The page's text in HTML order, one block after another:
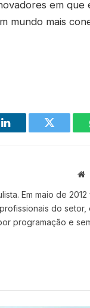
em que
mundo mais
LinkedIn Twitter
Em maio de
do
programação e